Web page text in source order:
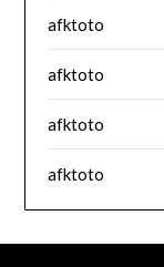
afktoto
afktoto
afktoto
afktoto